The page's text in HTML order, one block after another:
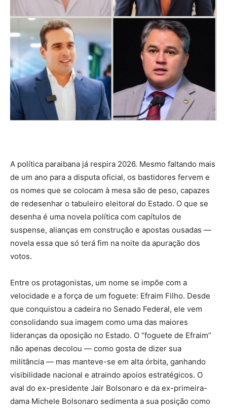
A política paraibana já respira 2026. Mesmo faltando mais
de um ano para a disputa oficial, os bastidores fervem e
os nomes que se colocam à mesa são de peso, capazes
de redesenhar o tabuleiro eleitoral do Estado. O que se
desenha é uma novela política com capítulos de
suspense, alianças em construção e apostas ousadas —
novela essa que só terá fim na noite da apuração dos
votos.
Entre os protagonistas, um nome se impõe com a
velocidade e a força de um foguete: Efraim Filho. Desde
que conquistou a cadeira no Senado Federal, ele vem
consolidando sua imagem como uma das maiores
lideranças da oposição no Estado. O “foguete de Efraim”
não apenas decolou — como gosta de dizer sua
militância — mas manteve-se em alta órbita, ganhando
visibilidade nacional e atraindo apoios estratégicos. O
aval do ex-presidente Jair Bolsonaro e da ex-primeira-
dama Michele Bolsonaro sedimenta a sua posição como